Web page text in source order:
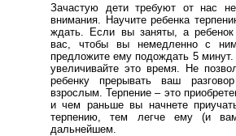
Зачастую дети требуют от нас
внимания. Научите ребенка
ждать. Если вы заняты, а ребенок
вас, чтобы вы немедленно с ним
предложите ему подождать 5 минут.
увеличивайте это время. Не
ребенку прерывать ваш
взрослым. Терпение – это
и чем раньше вы начнете
терпению, тем легче ему (и
дальнейшем.